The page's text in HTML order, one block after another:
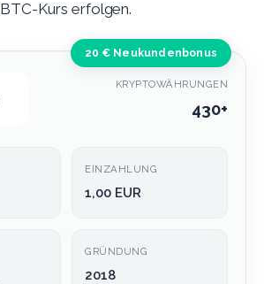
Kurs erfolgen.
20 € Neukundenbonus
KRYPTOWÄHRUNGEN
430+
EINZAHLUNG
1,00 EUR
GRÜNDUNG
2018